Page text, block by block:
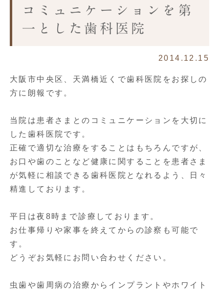
コミュニケーションを第
一とした歯科医院
2014.12.15
大阪市中央区、天満橋近くで歯科医院をお探しの
方に朗報です。
当院は患者さまとのコミュニケーションを大切に
した歯科医院です。
正確で適切な治療をすることはもちろんですが、
お口や歯のことなど健康に関することを患者さま
が気軽に相談できる歯科医院となれるよう、日々
精進しております。
平日は夜8時まで診療しております。
お仕事帰りや家事を終えてからの診察も可能で
す。
どうぞお気軽にお問い合わせください。
虫歯や歯周病の治療からインプラントやホワイト